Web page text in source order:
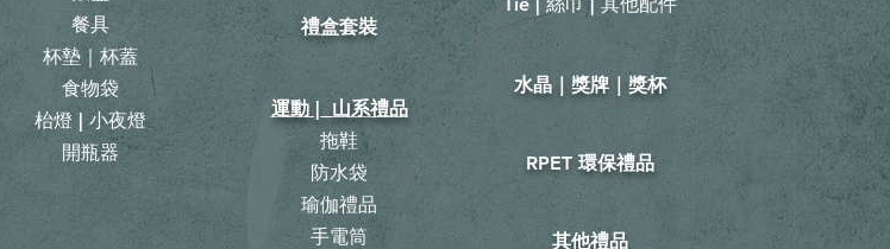
餐具
杯墊｜杯蓋
食物袋
枱燈 | 小夜燈
開瓶器
禮盒套裝
運動 | 山系禮品
拖鞋
防水袋
瑜伽禮品
手電筒
​水晶｜獎牌｜獎杯
RPET 環保禮品
其他禮品